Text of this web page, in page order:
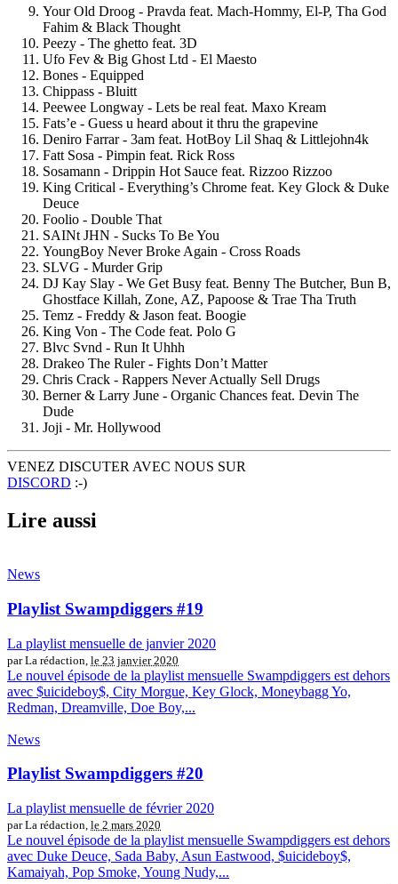
Your Old Droog - Pravda feat. Mach-Hommy, El-P, Tha God
Fahim & Black Thought
Peezy - The ghetto feat. 3D
Ufo Fev & Big Ghost Ltd - El Maesto
Bones - Equipped
Chippass - Bluitt
Peewee Longway - Lets be real feat. Maxo Kream
Fats’e - Guess u heard about it thru the grapevine
Deniro Farrar - 3am feat. HotBoy Lil Shaq & Littlejohn4k
Fatt Sosa - Pimpin feat. Rick Ross
Sosamann - Drippin Hot Sauce feat. Rizzoo Rizzoo
King Critical - Everything’s Chrome feat. Key Glock & Duke
Deuce
Foolio - Double That
SAINt JHN - Sucks To Be You
YoungBoy Never Broke Again - Cross Roads
SLVG - Murder Grip
DJ Kay Slay - We Get Busy feat. Benny The Butcher, Bun B,
Ghostface Killah, Zone, AZ, Papoose & Trae Tha Truth
Temz - Freddy & Jason feat. Boogie
King Von - The Code feat. Polo G
Blvc Svnd - Run It Uhhh
Drakeo The Ruler - Fights Don’t Matter
Chris Crack - Rappers Never Actually Sell Drugs
Berner & Larry June - Organic Chances feat. Devin The
Dude
Joji - Mr. Hollywood
VENEZ DISCUTER AVEC NOUS SUR
DISCORD :-)
Lire aussi
News
Playlist Swampdiggers #19
La playlist mensuelle de janvier 2020
par La rédaction, le 23 janvier 2020
Le nouvel épisode de la playlist mensuelle Swampdiggers est dehors
avec $uicideboy$, City Morgue, Key Glock, Moneybagg Yo,
Redman, Dreamville, Doe Boy,...
News
Playlist Swampdiggers #20
La playlist mensuelle de février 2020
par La rédaction, le 2 mars 2020
Le nouvel épisode de la playlist mensuelle Swampdiggers est dehors
avec Duke Deuce, Sada Baby, Asun Eastwood, $uicideboy$,
Kamaiyah, Pop Smoke, Young Nudy,...